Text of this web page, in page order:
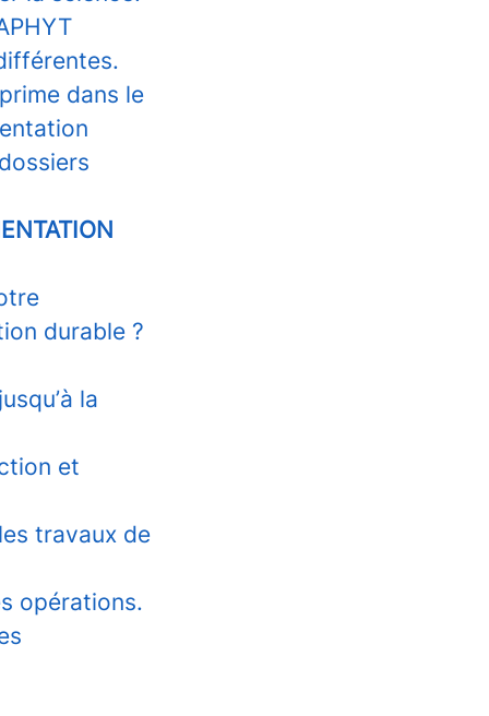
dans le
durable ?
la
et
travaux de
opérations.